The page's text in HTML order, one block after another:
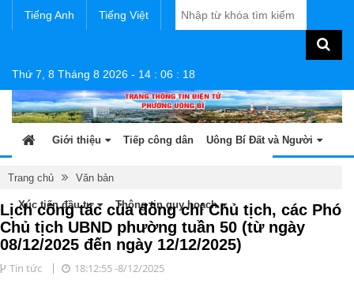
Tiếng Anh Tiếng Việt
Thứ 7, 8 Tháng 8 2026 - 14 : 06 : 18
Giới thiệu Tiếp công dân Uông Bí Đất và Người
Tin tức - sự kiện
Xúc tiến đầu tư Thông tin quy hoạch
Trang chủ Văn bản
Lịch công tác của đồng chí Chủ tịch, các Phó
Chủ tịch UBND phường tuần 50 (từ ngày
08/12/2025 đến ngày 12/12/2025)
Tin tức 18:12:55 -8/12/2025